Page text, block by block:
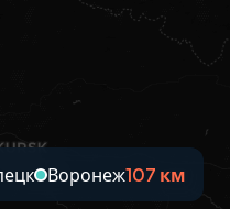
Воронеж107 км